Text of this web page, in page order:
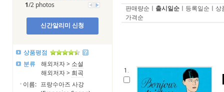
1/2 photos
신간알리미 신청
상품평점
분류
해외저자 > 소설
해외저자 > 희곡
이름: 프랑수아즈 사강
판매량순 ㅣ 출시일순 ㅣ 등록일순 ㅣ 상
가격순
1.